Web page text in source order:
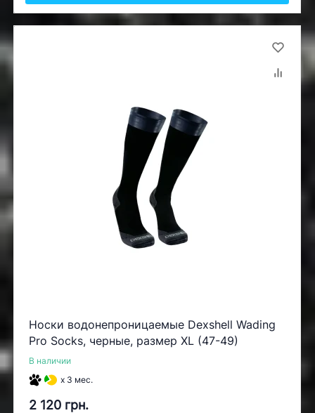
Носки водонепроницаемые Dexshell Wading
Pro Socks, черные, размер XL (47-49)
В наличии
x 3 мес.
2 120 грн.